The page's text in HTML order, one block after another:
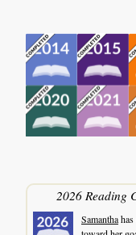
2026 Reading
Samantha